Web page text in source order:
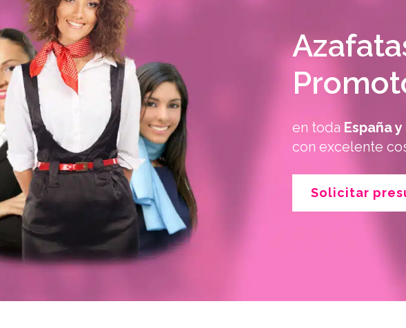
en toda España
con excelente
Solicitar